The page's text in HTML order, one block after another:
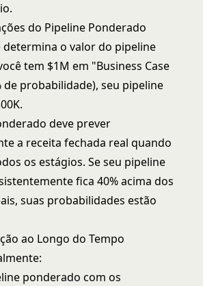
do Pipeline Ponderado
o valor do pipeline
tem $1M em "Business Case
de probabilidade), seu pipeline
deve prever
a receita fechada real quando
os estágios. Se seu pipeline
fica 40% acima dos
suas probabilidades estão
ao Longo do Tempo
ponderado com os